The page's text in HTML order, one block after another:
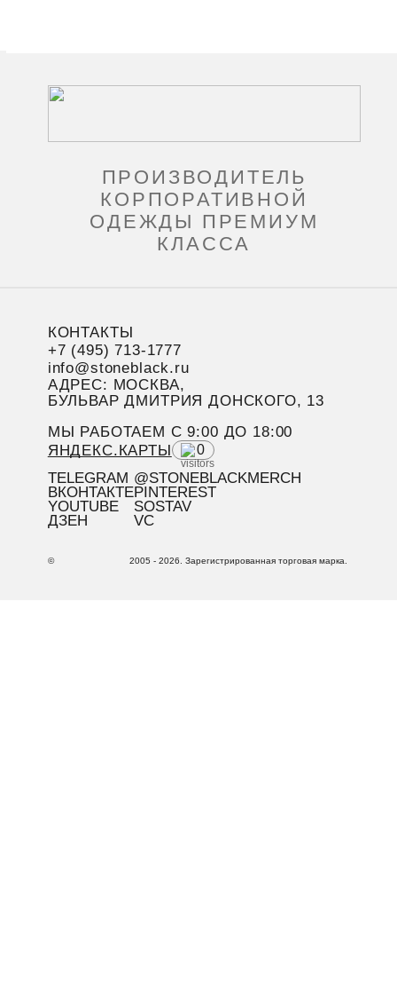
ПРОИЗВОДИТЕЛЬ
КОРПОРАТИВНОЙ
ОДЕЖДЫ ПРЕМИУМ
КЛАССА
КОНТАКТЫ
+7 (495) 713-1777
info@stoneblack.ru
АДРЕС: МОСКВА,
БУЛЬВАР ДМИТРИЯ ДОНСКОГО, 13
МЫ РАБОТАЕМ C 9:00 ДО 18:00
ЯНДЕКС.КАРТЫ
0
TELEGRAM
ВКОНТАКТЕ
YOUTUBE
ДЗЕН
@STONEBLACKMERCH
PINTEREST
SOSTAV
VC
© 2005 - 2026. Зарегистрированная торговая марка.